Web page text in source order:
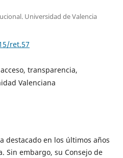
Universidad de Valencia
ret.57
transparencia,
Valenciana
destacado en los últimos años
Sin embargo, su Consejo de